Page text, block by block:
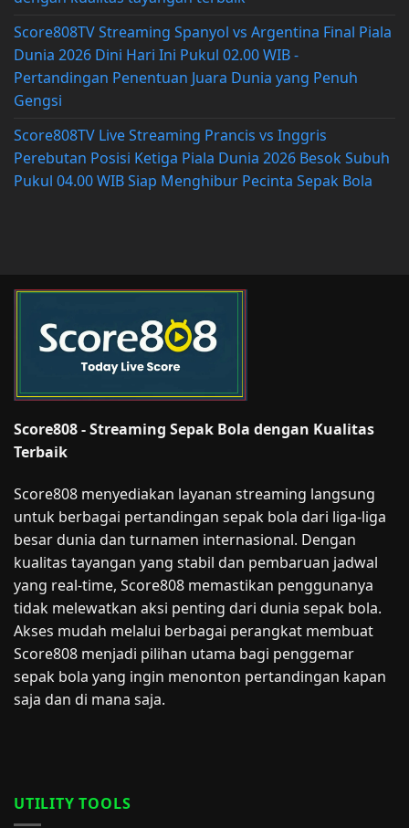
Score808TV Streaming Spanyol vs Argentina Final Piala
Dunia 2026 Dini Hari Ini Pukul 02.00 WIB -
Pertandingan Penentuan Juara Dunia yang Penuh
Gengsi
Score808TV Live Streaming Prancis vs Inggris
Perebutan Posisi Ketiga Piala Dunia 2026 Besok Subuh
Pukul 04.00 WIB Siap Menghibur Pecinta Sepak Bola
Score808 - Streaming Sepak Bola dengan Kualitas
Terbaik
Score808 menyediakan layanan streaming langsung
untuk berbagai pertandingan sepak bola dari liga-liga
besar dunia dan turnamen internasional. Dengan
kualitas tayangan yang stabil dan pembaruan jadwal
yang real-time, Score808 memastikan penggunanya
tidak melewatkan aksi penting dari dunia sepak bola.
Akses mudah melalui berbagai perangkat membuat
Score808 menjadi pilihan utama bagi penggemar
sepak bola yang ingin menonton pertandingan kapan
saja dan di mana saja.
UTILITY TOOLS